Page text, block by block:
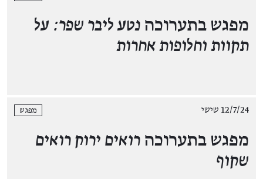
מפגש בתערוכה נטע ליבר שפר: על
תקוות וחלופות אחרות
12/7/24 שישי מפגש
מפגש בתערוכה רואים ירוק רואים
שקוף